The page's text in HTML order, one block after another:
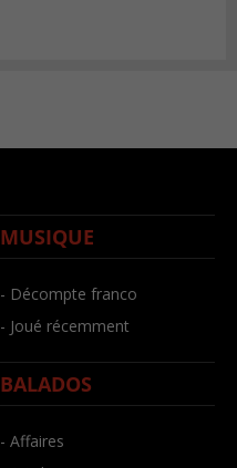
MUSIQUE
- Décompte franco
- Joué récemment
BALADOS
- Affaires